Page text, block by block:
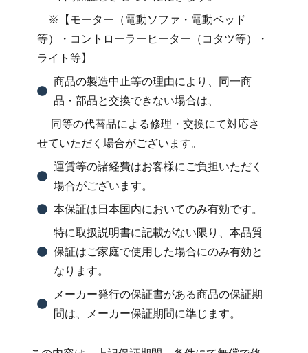
※【モーター（電動ソファ・電動ベッド
等）・コントローラーヒーター（コタツ等）・
ライト等】
商品の製造中止等の理由により、同一商
品・部品と交換できない場合は、
同等の代替品による修理・交換にて対応さ
せていただく場合がございます。
運賃等の諸経費はお客様にご負担いただく
場合がございます。
本保証は日本国内においてのみ有効です。
特に取扱説明書に記載がない限り、本品質
保証はご家庭で使用した場合にのみ有効と
なります。
メーカー発行の保証書がある商品の保証期
間は、メーカー保証期間に準じます。